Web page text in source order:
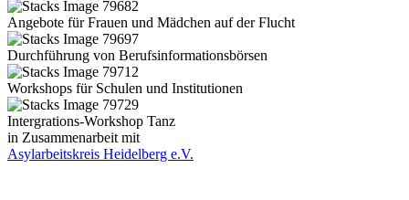
Angebote für Frauen und Mädchen auf der Flucht
Durchführung von Berufsinformationsbörsen
Workshops für Schulen und Institutionen
Intergrations-Workshop Tanz
in Zusammenarbeit mit
Asylarbeitskreis Heidelberg e.V.